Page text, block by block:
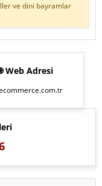
ve dini bayramlar
Web Adresi